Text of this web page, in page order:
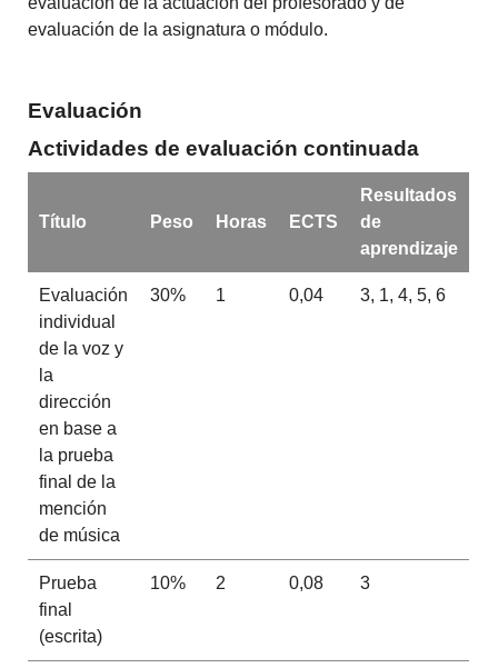
evaluación de la asignatura o módulo.
Evaluación
Actividades de evaluación continuada
Título Peso Horas ECTS
Resultados
de
aprendizaje
Evaluación
individual
de la voz y
la
dirección
en base a
la prueba
final de la
mención
de música
30% 1 0,04 3, 1, 4, 5, 6
Prueba
final
(escrita)
10% 2 0,08 3